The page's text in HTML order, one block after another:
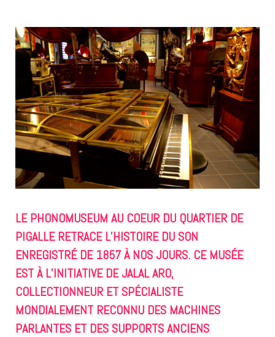
LE PHONOMUSEUM AU COEUR DU QUARTIER DE
PIGALLE RETRACE L’HISTOIRE DU SON
ENREGISTRÉ DE 1857 À NOS JOURS. CE MUSÉE
EST À L’INITIATIVE DE JALAL ARO,
COLLECTIONNEUR ET SPÉCIALISTE
MONDIALEMENT RECONNU DES MACHINES
PARLANTES ET DES SUPPORTS ANCIENS